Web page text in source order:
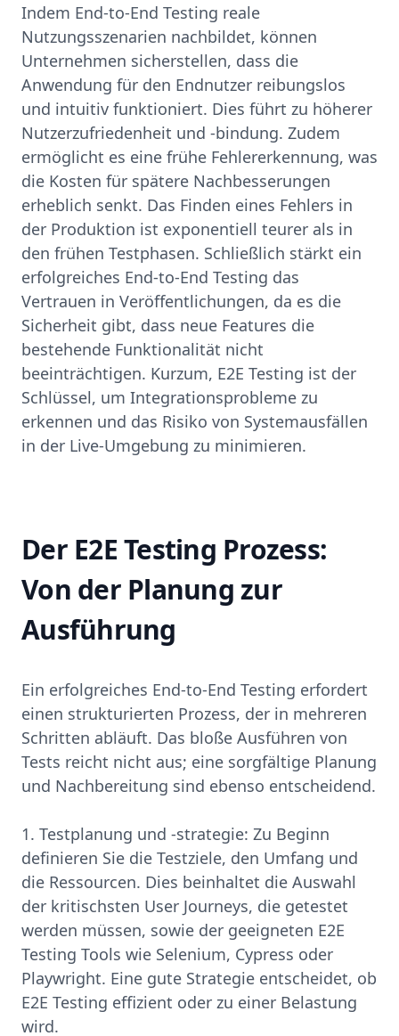
Indem End-to-End Testing reale
Nutzungsszenarien nachbildet, können
Unternehmen sicherstellen, dass die
Anwendung für den Endnutzer reibungslos
und intuitiv funktioniert. Dies führt zu höherer
Nutzerzufriedenheit und -bindung. Zudem
ermöglicht es eine frühe Fehlererkennung, was
die Kosten für spätere Nachbesserungen
erheblich senkt. Das Finden eines Fehlers in
der Produktion ist exponentiell teurer als in
den frühen Testphasen. Schließlich stärkt ein
erfolgreiches End-to-End Testing das
Vertrauen in Veröffentlichungen, da es die
Sicherheit gibt, dass neue Features die
bestehende Funktionalität nicht
beeinträchtigen. Kurzum, E2E Testing ist der
Schlüssel, um Integrationsprobleme zu
erkennen und das Risiko von Systemausfällen
in der Live-Umgebung zu minimieren.
Der E2E Testing Prozess:
Von der Planung zur
Ausführung
Ein erfolgreiches End-to-End Testing erfordert
einen strukturierten Prozess, der in mehreren
Schritten abläuft. Das bloße Ausführen von
Tests reicht nicht aus; eine sorgfältige Planung
und Nachbereitung sind ebenso entscheidend.
1. Testplanung und -strategie: Zu Beginn
definieren Sie die Testziele, den Umfang und
die Ressourcen. Dies beinhaltet die Auswahl
der kritischsten User Journeys, die getestet
werden müssen, sowie der geeigneten E2E
Testing Tools wie Selenium, Cypress oder
Playwright. Eine gute Strategie entscheidet, ob
E2E Testing effizient oder zu einer Belastung
wird.